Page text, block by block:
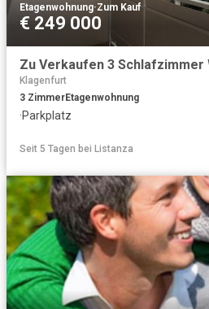
Etagenwohnung·Zum Kauf
€ 249 000
Klagenfurt
3 ZimmerEtagenwohnung
·Parkplatz
Seit 5 Tagen bei Listanza